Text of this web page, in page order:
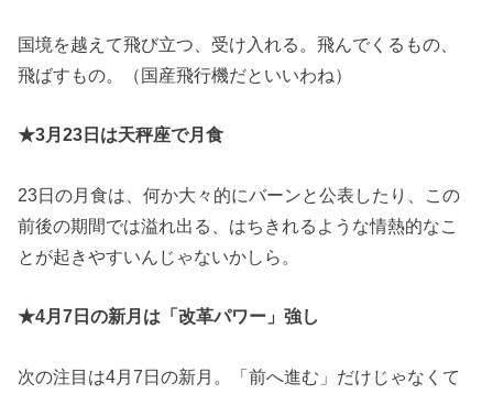
国境を越えて飛び立つ、受け入れる。飛んでくるもの、
飛ばすもの。（国産飛行機だといいわね）
★3月23日は天秤座で月食
23日の月食は、何か大々的にバーンと公表したり、この
前後の期間では溢れ出る、はちきれるような情熱的なこ
とが起きやすいんじゃないかしら。
★4月7日の新月は「改革パワー」強し
次の注目は4月7日の新月。「前へ進む」だけじゃなくて